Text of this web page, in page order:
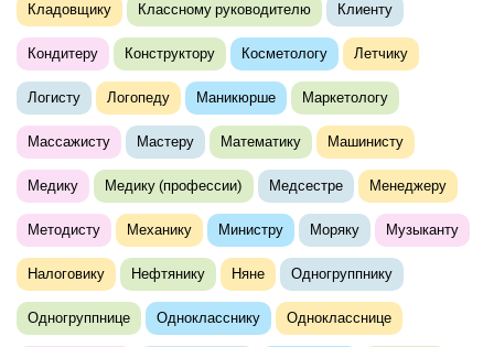
Кладовщику Классному руководителю Клиенту
Кондитеру Конструктору Косметологу Летчику
Логисту Логопеду Маникюрше Маркетологу
Массажисту Мастеру Математику Машинисту
Медику Медику (профессии) Медсестре Менеджеру
Методисту Механику Министру Моряку Музыканту
Налоговику Нефтянику Няне Одногруппнику
Одногруппнице Однокласснику Однокласснице